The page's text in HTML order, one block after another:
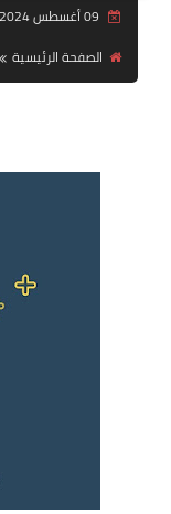
الصفحة الرئيسية